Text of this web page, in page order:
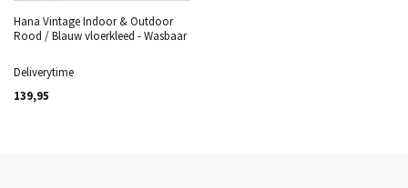
Hana Vintage Indoor & Outdoor
Rood / Blauw vloerkleed - Wasbaar
Deliverytime
139,95